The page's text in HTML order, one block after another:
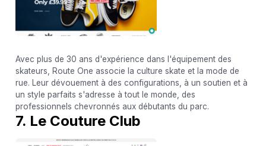
Avec plus de 30 ans d'expérience dans l'équipement des
skateurs, Route One associe la culture skate et la mode de
rue. Leur dévouement à des configurations, à un soutien et à
un style parfaits s'adresse à tout le monde, des
professionnels chevronnés aux débutants du parc.
7. Le Couture Club